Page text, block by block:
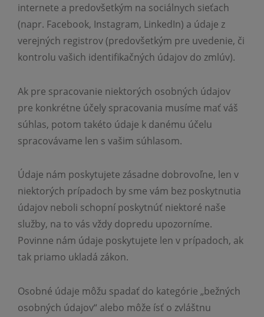
internete a predovšetkým na sociálnych sieťach
(napr. Facebook, Instagram, LinkedIn) a údaje z
verejných registrov (predovšetkým pre uvedenie, či
kontrolu vašich identifikačných údajov do zmlúv).
Ak pre spracovanie niektorých osobných údajov
pre konkrétne účely spracovania musíme mať váš
súhlas, potom takéto údaje k danému účelu
spracovávame len s vašim súhlasom.
Údaje nám poskytujete zásadne dobrovoľne, len v
niektorých prípadoch by sme vám bez poskytnutia
údajov neboli schopní poskytnúť niektoré naše
služby, na to vás vždy dopredu upozorníme.
Povinne nám údaje poskytujete len v prípadoch, ak
tak priamo ukladá zákon.
Osobné údaje môžu spadať do kategórie „bežných
osobných údajov“ alebo môže ísť o zvláštnu